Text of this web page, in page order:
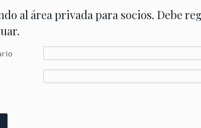
al área privada para socios. Debe